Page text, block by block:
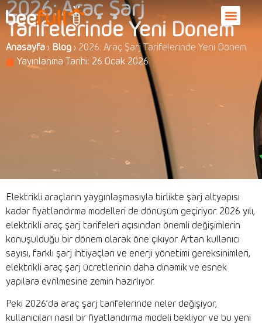
2026: Araç Şarj
Tarifelerinde Yeni Dönem
Anasayfa › Blog › 2026: Araç Şarj Tarifelerinde Yeni Dönem
Yayınlanma Tarihi: 26 Ocak 2026
Elektrikli araçların yaygınlaşmasıyla birlikte şarj altyapısı
kadar fiyatlandırma modelleri de dönüşüm geçiriyor. 2026 yılı,
elektrikli araç şarj tarifeleri açısından önemli değişimlerin
konuşulduğu bir dönem olarak öne çıkıyor. Artan kullanıcı
sayısı, farklı şarj ihtiyaçları ve enerji yönetimi gereksinimleri,
elektrikli araç şarj ücretlerinin daha dinamik ve esnek
yapılara evrilmesine zemin hazırlıyor.
Peki 2026’da araç şarj tarifelerinde neler değişiyor,
kullanıcıları nasıl bir fiyatlandırma modeli bekliyor ve bu yeni